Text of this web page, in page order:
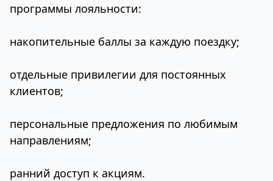
программы лояльности:
накопительные баллы за каждую поездку;
отдельные привилегии для постоянных
клиентов;
персональные предложения по любимым
направлениям;
ранний доступ к акциям.